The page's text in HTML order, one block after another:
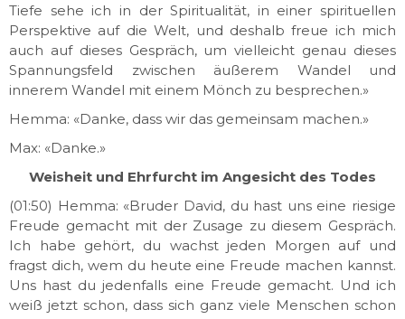
Tiefe sehe ich in der Spiritualität, in einer spirituellen
Perspektive auf die Welt, und deshalb freue ich mich
auch auf dieses Gespräch, um vielleicht genau dieses
Spannungsfeld zwischen äußerem Wandel und
innerem Wandel mit einem Mönch zu besprechen.»
Hemma: «Danke, dass wir das gemeinsam machen.»
Max: «Danke.»
Weisheit und Ehrfurcht im Angesicht des Todes
(01:50) Hemma: «Bruder David, du hast uns eine riesige
Freude gemacht mit der Zusage zu diesem Gespräch.
Ich habe gehört, du wachst jeden Morgen auf und
fragst dich, wem du heute eine Freude machen kannst.
Uns hast du jedenfalls eine Freude gemacht. Und ich
weiß jetzt schon, dass sich ganz viele Menschen schon